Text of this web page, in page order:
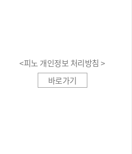
<피노 개인정보 처리방침 >
바로가기